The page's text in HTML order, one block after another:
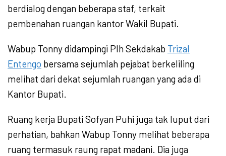
berdialog dengan beberapa staf, terkait
pembenahan ruangan kantor Wakil Bupati.
Wabup Tonny didampingi Plh Sekdakab Trizal
Entengo bersama sejumlah pejabat berkeliling
melihat dari dekat sejumlah ruangan yang ada di
Kantor Bupati.
Ruang kerja Bupati Sofyan Puhi juga tak luput dari
perhatian, bahkan Wabup Tonny melihat beberapa
ruang termasuk raung rapat madani. Dia juga